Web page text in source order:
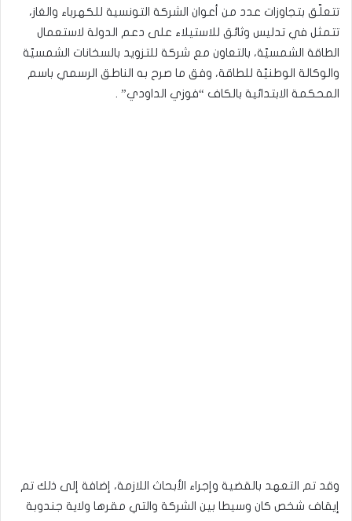
تتعلّق بتجاوزات عدد من أعوان الشركة التونسية للكهرباء والغاز،
تتمثل في تدليس وثائق للاستيلاء على دعم الدولة لاستعمال
الطاقة الشمسيّة، بالتعاون مع شركة للتزويد بالسخانات الشمسيّة
والوكالة الوطنيّة للطاقة، وفق ما صرح به الناطق الرسمي باسم
المحكمة الابتدائية بالكاف “فوزي الداودي” .
وقد تم التعهد بالقضية وإجراء الأبحاث اللازمة، إضافة إلى ذلك تم
إيقاف شخص كان وسيطا بين الشركة والتي مقرها ولاية جندوبة